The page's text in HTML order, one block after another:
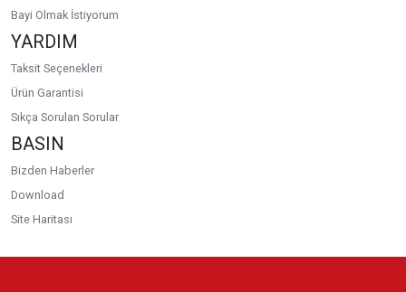
Bayi Olmak İstiyorum
YARDIM
Taksit Seçenekleri
Ürün Garantisi
Sıkça Sorulan Sorular
BASIN
Bizden Haberler
Download
Site Haritası